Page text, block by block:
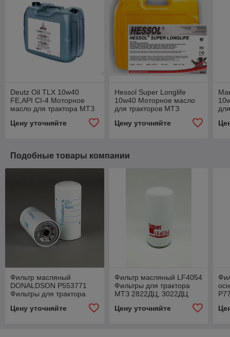
Deutz Oil TLX 10w40
FE,API CI-4 Моторное
масло для трактора МТЗ
Цену уточняйте
Hessol Super Longlife
10w40 Моторное масло
для тракторов МТЗ
Цену уточняйте
Подобные товары компании
Фильтр масляный
DONALDSON P553771
Фильтры для трактора
(DEUTZ BF06M 1013FC)
Цену уточняйте
Фильтр масляный LF4054
Фильтры для трактора
МТЗ 2822ДЦ, 3022ДЦ
(DEUTZ BF06M 1013FC)
Цену уточняйте